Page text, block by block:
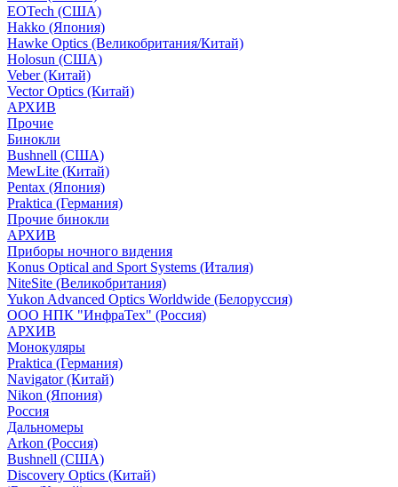
EOTech (США)
Hakko (Япония)
Hawke Optics (Великобритания/Китай)
Holosun (США)
Veber (Китай)
Vector Optics (Китай)
АРХИВ
Прочие
Бинокли
Bushnell (США)
MewLite (Китай)
Pentax (Япония)
Praktica (Германия)
Прочие бинокли
АРХИВ
Приборы ночного видения
Konus Optical and Sport Systems (Италия)
NiteSite (Великобритания)
Yukon Advanced Optics Worldwide (Белоруссия)
ООО НПК "ИнфраТех" (Россия)
АРХИВ
Монокуляры
Praktica (Германия)
Navigator (Китай)
Nikon (Япония)
Россия
Дальномеры
Arkon (Россия)
Bushnell (США)
Discovery Optics (Китай)